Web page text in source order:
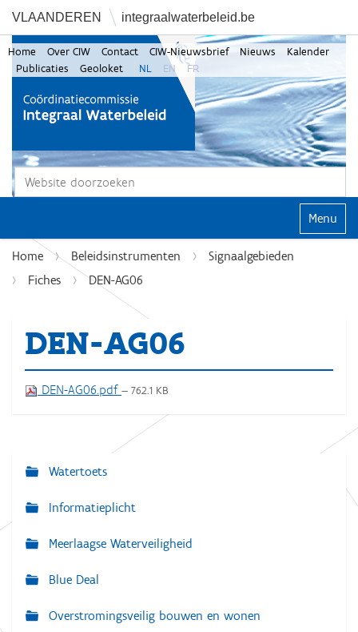
VLAANDEREN integraalwaterbeleid.be
Zoek
Home Over CIW Contact CIW-Nieuwsbrief Nieuws
Kalender
Publicaties
Geoloket NL EN FR
Klap
Home Beleidsinstrumenten
Signaalgebieden
Fiches
DEN-AG06
DEN-AG06
DEN-AG06.pdf — 762.1 KB
N
a
i
g
t
Watertoets
Informatieplicht
Meerlaagse Waterveiligheid
Blue Deal
Overstromingsveilig bouwen en wonen